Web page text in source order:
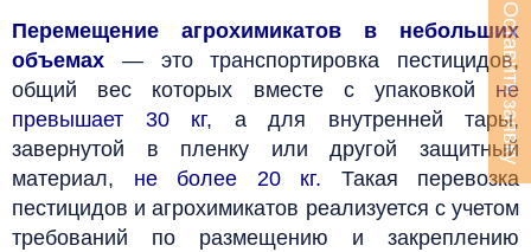
Перемещение агрохимикатов в небольших
объемах — это транспортировка пестицидов,
общий вес которых вместе с упаковкой не
превышает 30 кг, а для внутренней тары,
завернутой в пленку или другой защитный
материал, не более 20 кг. Такая перевозка
пестицидов и агрохимикатов реализуется с учетом
требований по размещению и закреплению
Оставить заявку